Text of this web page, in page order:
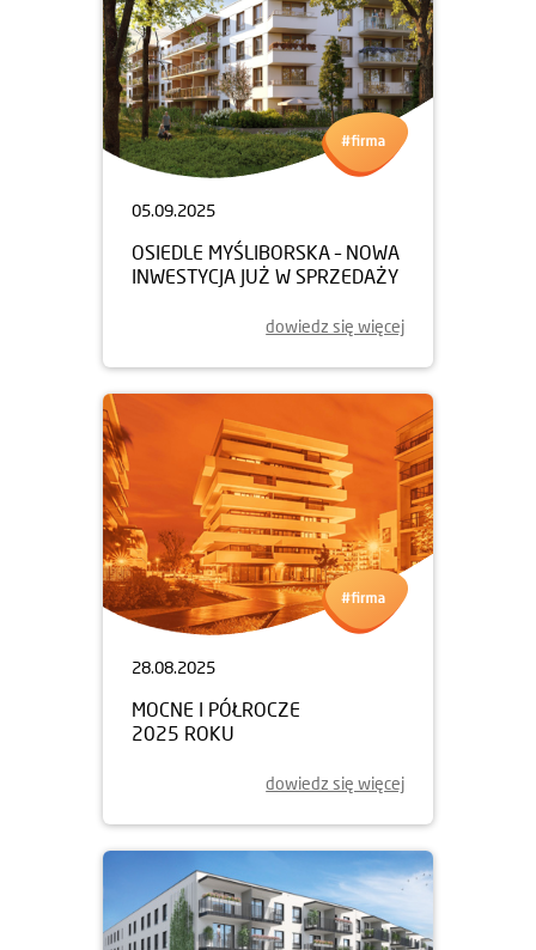
05.09.2025
OSIEDLE MYŚLIBORSKA – NOWA
INWESTYCJA JUŻ W SPRZEDAŻY
dowiedz się więcej
28.08.2025
MOCNE I PÓŁROCZE
2025 ROKU
dowiedz się więcej